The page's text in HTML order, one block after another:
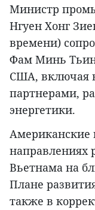
Министр
Нгуен Хонг
времени)
Фам Минь
США, включая
партнерами,
энергетики.
Американские
направлениях
Вьетнама на
Плане
также в